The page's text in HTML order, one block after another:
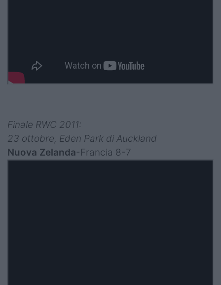
Finale RWC 2011:
23 ottobre, Eden Park di Auckland
Nuova Zelanda-Francia 8-7